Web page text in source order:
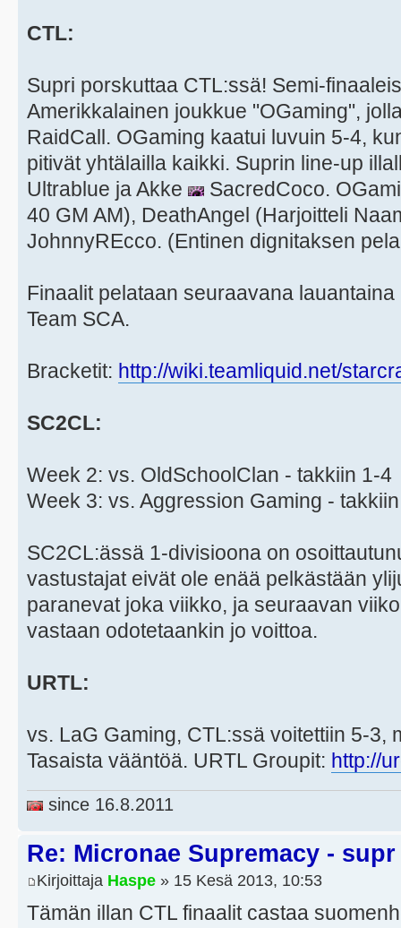
CTL:
Supri porskuttaa CTL:ssä! Semi-
Amerikkalainen joukkue "OGaming",
RaidCall. OGaming kaatui luvuin 5-4,
pitivät yhtälailla kaikki. Suprin line-up
Ultrablue ja Akke
SacredCoco.
40 GM AM), DeathAngel (Harjoitteli
JohnnyREcco. (Entinen dignitaksen
Finaalit pelataan seuraavana
Team SCA.
Bracketit: http://wiki.teamliquid.net/
SC2CL:
Week 2: vs. OldSchoolClan - takkiin 1-4
Week 3: vs. Aggression Gaming -
SC2CL:ässä 1-divisioona on
vastustajat eivät ole enää pelkästään
paranevat joka viikko, ja seuraavan
vastaan odotetaankin jo voittoa.
URTL:
vs. LaG Gaming, CTL:ssä voitettiin 5-3,
Tasaista vääntöä. URTL Groupit: http://
since 16.8.2011
Re: Micronae Supremacy - supr
Kirjoittaja Haspe » 15 Kesä 2013, 10:53
Tämän illan CTL finaalit castaa